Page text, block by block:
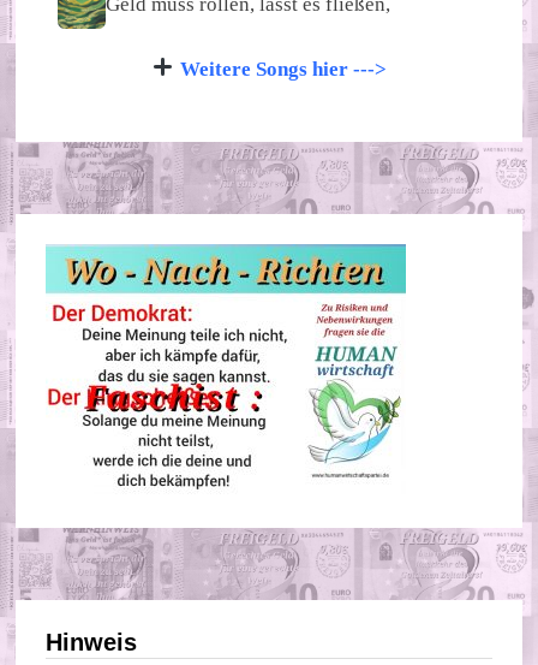
Geld muss rollen, lasst es fließen,
Weitere Songs hier --->
Hinweis